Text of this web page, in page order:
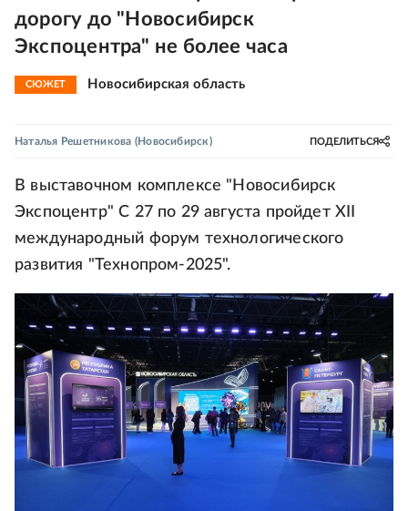
дорогу до "Новосибирск
Экспоцентра" не более часа
СЮЖЕТ Новосибирская область
Наталья Решетникова (Новосибирск) ПОДЕЛИТЬСЯ
В выставочном комплексе "Новосибирск
Экспоцентр" С 27 по 29 августа пройдет XII
международный форум технологического
развития "Технопром-2025".